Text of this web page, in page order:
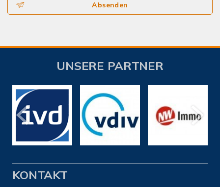
Absenden
UNSERE PARTNER
KONTAKT